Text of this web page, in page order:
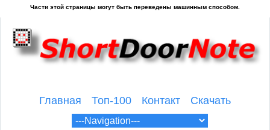
Главная Топ-100 Контакт Скачать